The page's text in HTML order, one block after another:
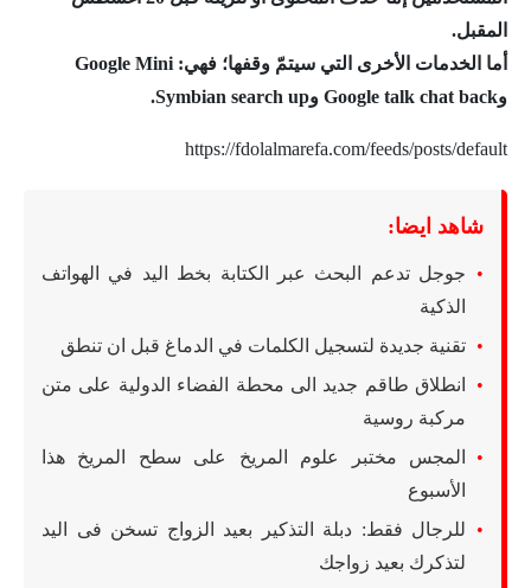
المقبل.
أما الخدمات الأخرى التي سيتمّ وقفها؛ فهي: Google Mini
وGoogle talk chat back وSymbian search up.
https://fdolalmarefa.com/feeds/posts/default
شاهد ايضا:
جوجل تدعم البحث عبر الكتابة بخط اليد في الهواتف
الذكية
تقنية جديدة لتسجيل الكلمات في الدماغ قبل ان تنطق
انطلاق طاقم جديد الى محطة الفضاء الدولية على متن
مركبة روسية
المجس مختبر علوم المريخ على سطح المريخ هذا
الأسبوع
للرجال فقط: دبلة التذكير بعيد الزواج تسخن فى اليد
لتذكرك بعيد زواجك